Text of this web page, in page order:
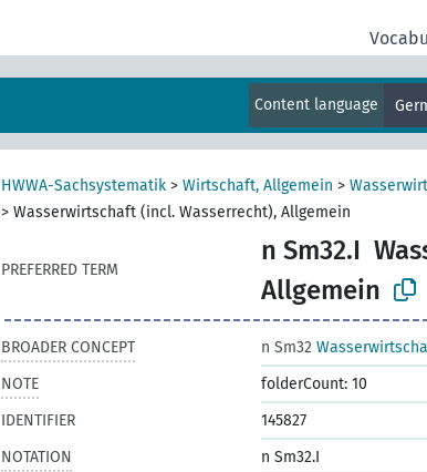
Content language
HWWA-Sachsystematik > Wirtschaft, Allgemein >
> Wasserwirtschaft (incl. Wasserrecht), Allgemein
PREFERRED TERM
n Sm32.I
Allgemein
BROADER CONCEPT n Sm32
NOTE
folderCount: 10
IDENTIFIER
145827
NOTATION
n Sm32.I